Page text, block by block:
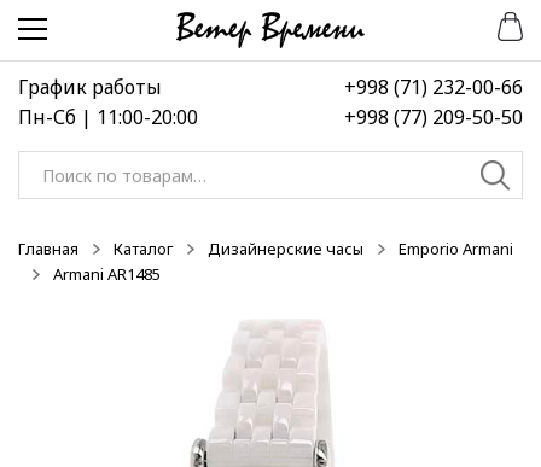
Перейти
навигации
Перейти
содержимому
График работы
Пн-Сб | 11:00-20:00
+998 (71) 232-00-66
+998 (77) 209-50-50
Искать:
Главная Каталог Дизайнерские часы
Emporio Armani
Armani AR1485
-50%
-50%
-50%